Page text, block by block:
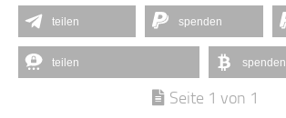
teilen spenden
teilen spenden
Seite 1 von 1